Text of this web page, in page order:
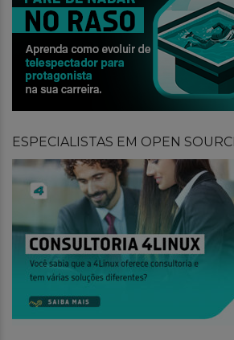
ESPECIALISTAS EM OPEN